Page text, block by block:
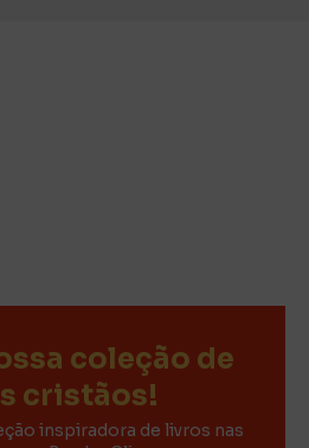
coleção de
cristãos!
inspiradora de livros nas